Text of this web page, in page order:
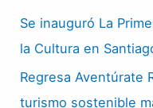
Se inauguró La
la Cultura en
Regresa Aventúrate
turismo sostenible